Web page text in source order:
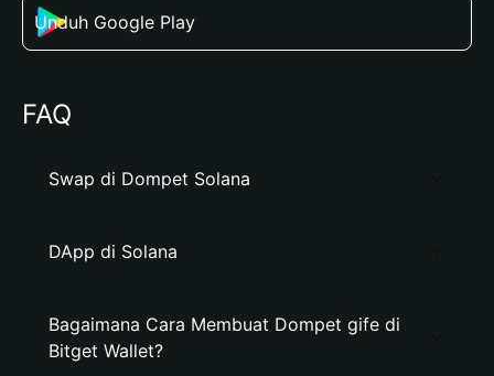
Unduh Google Play
FAQ
Swap di Dompet Solana
DApp di Solana
Bagaimana Cara Membuat Dompet gife di
Bitget Wallet?